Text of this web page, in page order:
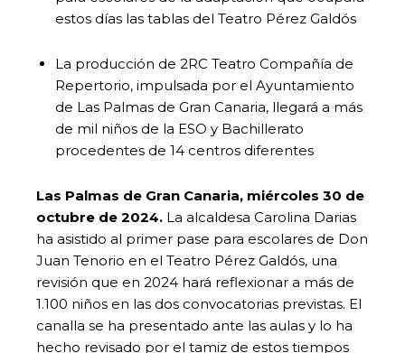
estos días las tablas del Teatro Pérez Galdós
La producción de 2RC Teatro Compañía de
Repertorio, impulsada por el Ayuntamiento
de Las Palmas de Gran Canaria, llegará a más
de mil niños de la ESO y Bachillerato
procedentes de 14 centros diferentes
Las Palmas de Gran Canaria, miércoles 30 de
octubre de 2024. La alcaldesa Carolina Darias
ha asistido al primer pase para escolares de Don
Juan Tenorio en el Teatro Pérez Galdós, una
revisión que en 2024 hará reflexionar a más de
1.100 niños en las dos convocatorias previstas. El
canalla se ha presentado ante las aulas y lo ha
hecho revisado por el tamiz de estos tiempos